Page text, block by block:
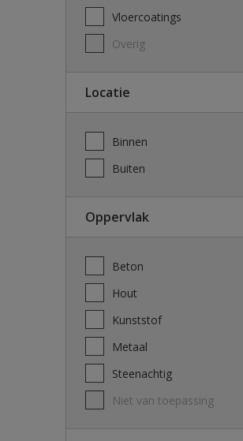
Vloercoatings
Overig
Locatie
Binnen
Buiten
Oppervlak
Beton
Hout
Kunststof
Metaal
Steenachtig
Niet van toepassing